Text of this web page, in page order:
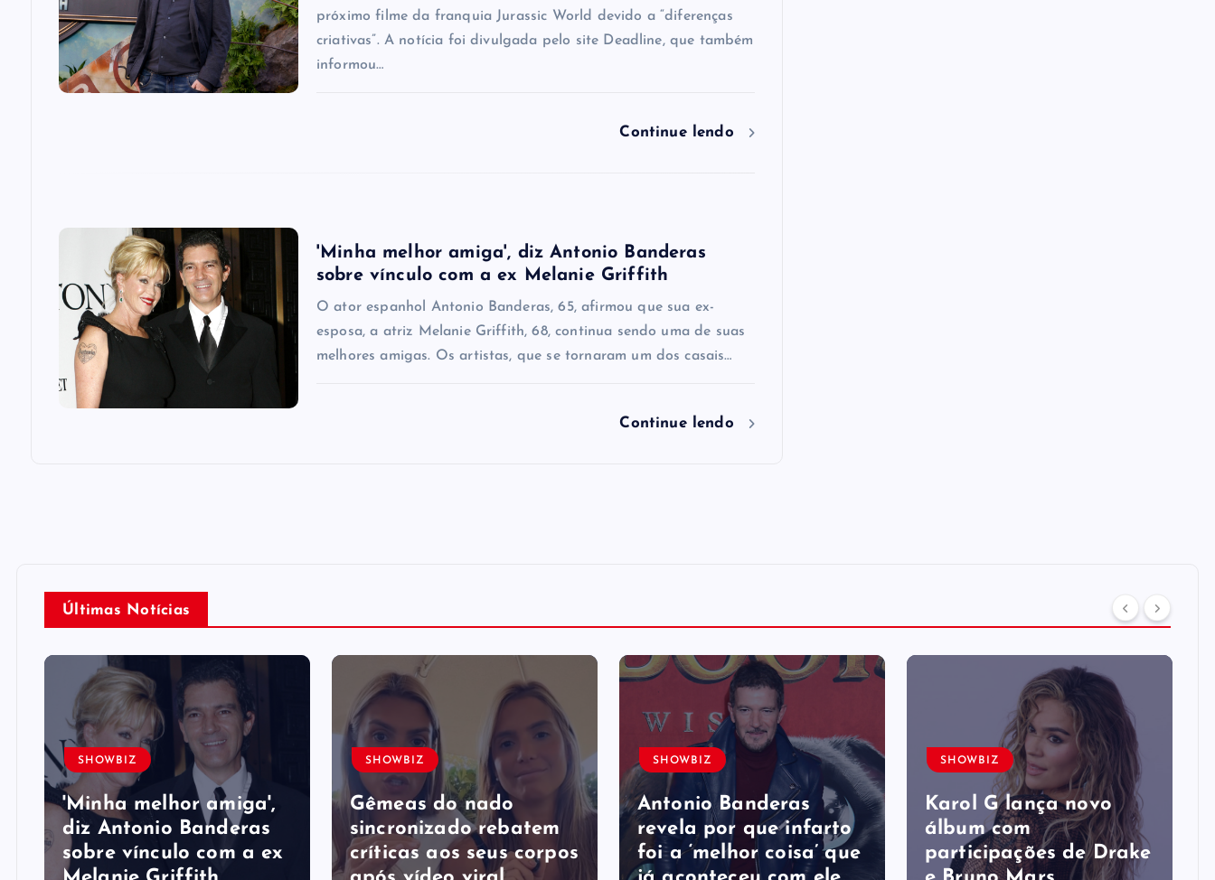
próximo filme da franquia Jurassic World devido a “diferenças
criativas”. A notícia foi divulgada pelo site Deadline, que também
informou…
Continue lendo
'Minha melhor amiga', diz Antonio Banderas
sobre vínculo com a ex Melanie Griffith
O ator espanhol Antonio Banderas, 65, afirmou que sua ex-
esposa, a atriz Melanie Griffith, 68, continua sendo uma de suas
melhores amigas. Os artistas, que se tornaram um dos casais…
Continue lendo
Últimas Notícias
SHOWBIZ
'Minha melhor amiga',
diz Antonio Banderas
sobre vínculo com a ex
SHOWBIZ
Gêmeas do nado
sincronizado rebatem
críticas ​a​os seus corpos
SHOWBIZ
Antonio Banderas
revela por que infarto
foi a ‘melhor coisa’ que
SHOWBIZ
Karol G lança novo
álbum com
participações de Drake